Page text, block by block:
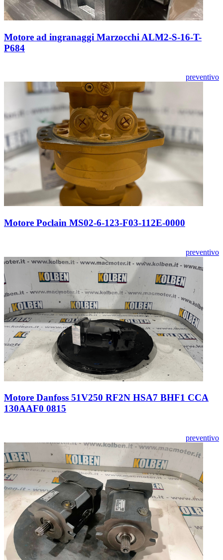
Motore ad ingranaggi Marzocchi ALM2-S-16-T-
P684
preventivo
Motore Poclain MS02-6-123-F03-112E-0000
preventivo
Motore Danfoss 51V250 RF2N HSA7 BHF1 CCA
130AAF0 0815
preventivo